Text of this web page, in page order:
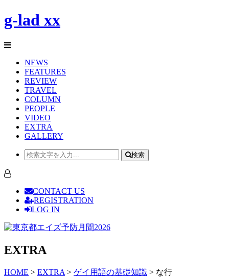
g-lad xx
NEWS
FEATURES
REVIEW
TRAVEL
COLUMN
PEOPLE
VIDEO
EXTRA
GALLERY
検索
CONTACT US
REGISTRATION
LOG IN
EXTRA
HOME > EXTRA > ゲイ用語の基礎知識 > な行